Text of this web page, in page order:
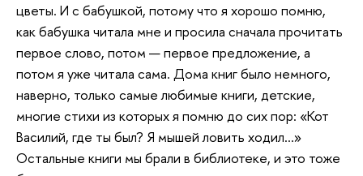
цветы. И с бабушкой, потому что я хорошо помню,
как бабушка читала мне и просила сначала прочитать
первое слово, потом — первое предложение, а
потом я уже читала сама. Дома книг было немного,
наверно, только самые любимые книги, детские,
многие стихи из которых я помню до сих пор: «Кот
Василий, где ты был? Я мышей ловить ходил…»
Остальные книги мы брали в библиотеке, и это тоже